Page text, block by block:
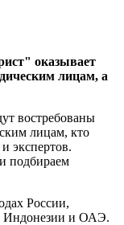
оказывает
лицам, а
востребованы
лицам, кто
экспертов.
подбираем
России,
Индонезии и ОАЭ.